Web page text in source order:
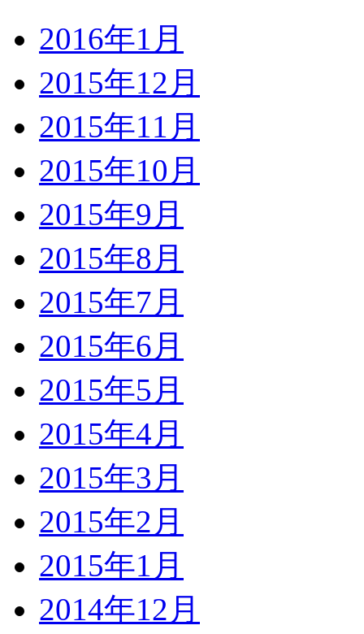
2016年1月
2015年12月
2015年11月
2015年10月
2015年9月
2015年8月
2015年7月
2015年6月
2015年5月
2015年4月
2015年3月
2015年2月
2015年1月
2014年12月